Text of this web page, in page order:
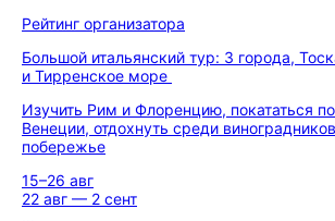
Рейтинг организатора
Большой итальянский тур: 3 города,
и Тирренское море
Изучить Рим и Флоренцию, покататься
Венеции, отдохнуть среди
побережье
15–26 авг
22 авг — 2 сент
...